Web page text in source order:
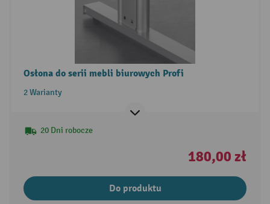
Osłona do serii mebli biurowych Profi
2 Warianty
20 Dni robocze
180,00 zł
Do produktu